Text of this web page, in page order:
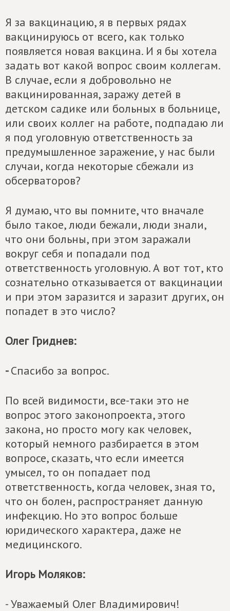
Я за вакцинацию, я в первых рядах
вакцинируюсь от всего, как только
появляется новая вакцина. И я бы хотела
задать вот какой вопрос своим коллегам.
В случае, если я добровольно не
вакцинированная, заражу детей в
детском садике или больных в больнице,
или своих коллег на работе, подпадаю ли
я под уголовную ответственность за
предумышленное заражение, у нас были
случаи, когда некоторые сбежали из
обсерваторов?
Я думаю, что вы помните, что вначале
было такое, люди бежали, люди знали,
что они больны, при этом заражали
вокруг себя и попадали под
ответственность уголовную. А вот тот, кто
сознательно отказывается от вакцинации
и при этом заразится и заразит других, он
попадет в это число?
Олег Гриднев:
-Спасибо за вопрос.
По всей видимости, все-таки это не
вопрос этого законопроекта, этого
закона, но просто могу как человек,
который немного разбирается в этом
вопросе, сказать, что если имеется
умысел, то он попадает под
ответственность, когда человек, зная то,
что он болен, распространяет данную
инфекцию. Но это вопрос больше
юридического характера, даже не
медицинского.
Игорь Моляков:
- Уважаемый Олег Владимирович!